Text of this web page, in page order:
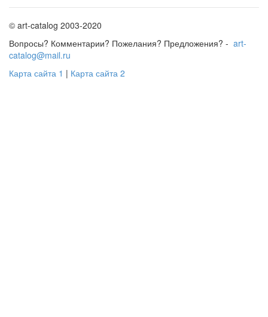
© art-catalog 2003-2020
Вопросы? Комментарии? Пожелания? Предложения? - art-
catalog@mail.ru
Карта сайта 1 | Карта сайта 2